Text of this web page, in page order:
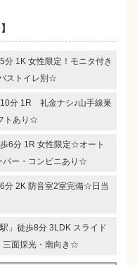
分 1K 女性限定！モニタ付き
バストイレ別☆
10分 1R 礼金ナシ♪山手線巣
トあり☆
6分 1R 女性限定☆オート
ー・コンビニあり☆
6分 2K 防音室2室完備☆日当
」徒歩8分 3LDK スライド
三面採光・南向き☆